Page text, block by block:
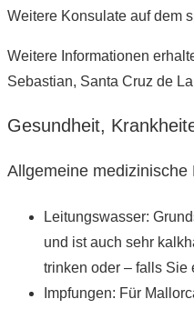
Weitere Konsulate auf dem
Weitere Informationen
Sebastian, Santa Cruz de
Gesundheit,
Allgemeine
Leitungs­wasser:
und ist auch sehr
trinken oder – falls Sie
Impfungen: Für